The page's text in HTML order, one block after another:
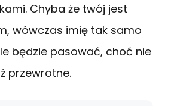
Chyba że twój jest
wówczas imię tak samo
będzie pasować, choć nie
przewrotne.